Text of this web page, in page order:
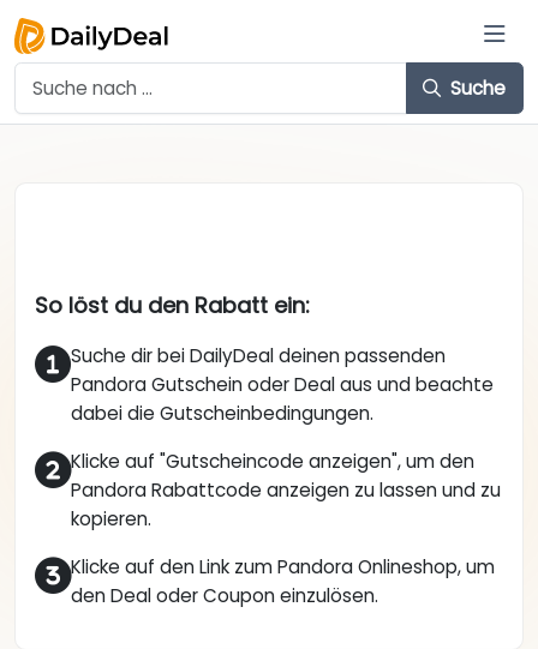
Suche
So löst du den Rabatt ein:
Suche dir bei DailyDeal deinen passenden
Pandora Gutschein oder Deal aus und beachte
dabei die Gutscheinbedingungen.
Klicke auf "Gutscheincode anzeigen", um den
Pandora Rabattcode anzeigen zu lassen und zu
kopieren.
Klicke auf den Link zum Pandora Onlineshop, um
den Deal oder Coupon einzulösen.